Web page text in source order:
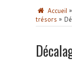
Accueil »
trésors »